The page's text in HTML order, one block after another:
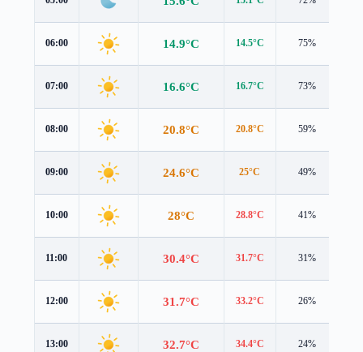
06:00 14.9°C 14.5°C 75%
07:00 16.6°C 16.7°C 73%
08:00 20.8°C 20.8°C 59%
09:00 24.6°C 25°C 49%
10:00 28°C 28.8°C 41%
11:00 30.4°C 31.7°C 31%
12:00 31.7°C 33.2°C 26%
13:00 32.7°C 34.4°C 24%